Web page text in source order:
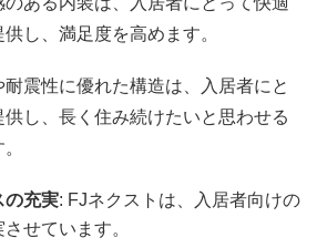
し、満足度を高めます。
耐震性に優れた構造は、入居者にと
供し、長く住み続けたいと思わせる
の充実: FJネクストは、入居者向けの
せています。